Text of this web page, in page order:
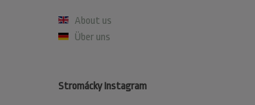
About us
Über uns
Stromácky Instagram